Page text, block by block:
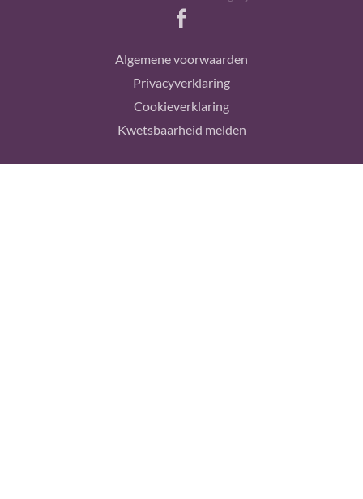
Algemene voorwaarden
Privacyverklaring
Cookieverklaring
Kwetsbaarheid melden